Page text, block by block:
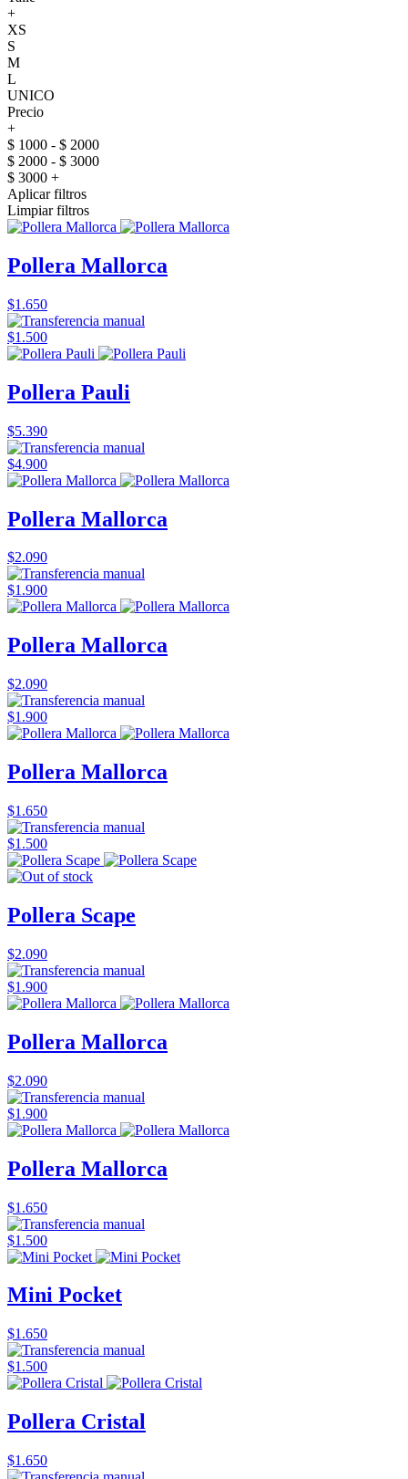
+
XS
S
M
L
UNICO
Precio
+
$ 1000 - $ 2000
$ 2000 - $ 3000
$ 3000 +
Aplicar filtros
Limpiar filtros
Pollera Mallorca
$1.650
$1.500
Pollera Pauli
$5.390
$4.900
Pollera Mallorca
$2.090
$1.900
Pollera Mallorca
$2.090
$1.900
Pollera Mallorca
$1.650
$1.500
Pollera Scape
$2.090
$1.900
Pollera Mallorca
$2.090
$1.900
Pollera Mallorca
$1.650
$1.500
Mini Pocket
$1.650
$1.500
Pollera Cristal
$1.650